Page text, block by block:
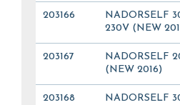
203166
NADORSELF
230V (NEW
203167
NADORSELF
(NEW 2016)
203168
NADORSELF